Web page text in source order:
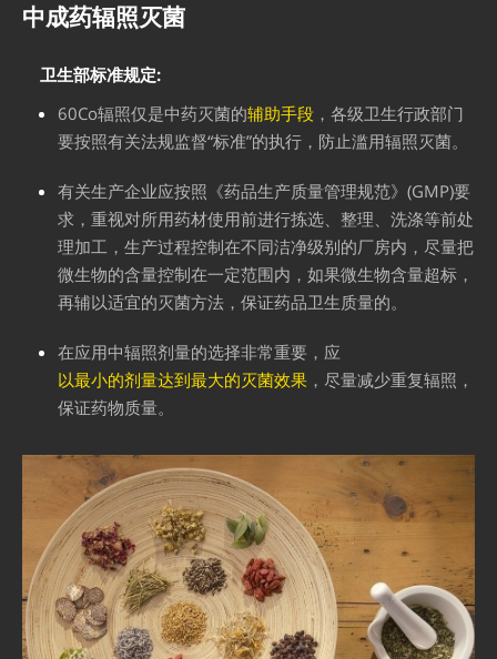
中成药辐照灭菌
卫生部标准规定:
60Co辐照仅是中药灭菌的辅助手段 ，各级卫生行政部门
要按照有关法规监督“标准”的执行，防止滥用辐照灭菌。
有关生产企业应按照《药品生产质量管理规范》(GMP)要
求，重视对所用药材使用前进行拣选、整理、洗涤等前处
理加工，生产过程控制在不同洁净级别的厂房内，尽量把
微生物的含量控制在一定范围内，如果微生物含量超标，
再辅以适宜的灭菌方法，保证药品卫生质量的。
在应用中辐照剂量的选择非常重要，应
以最小的剂量达到最大的灭菌效果 ，尽量减少重复辐照，
保证药物质量。